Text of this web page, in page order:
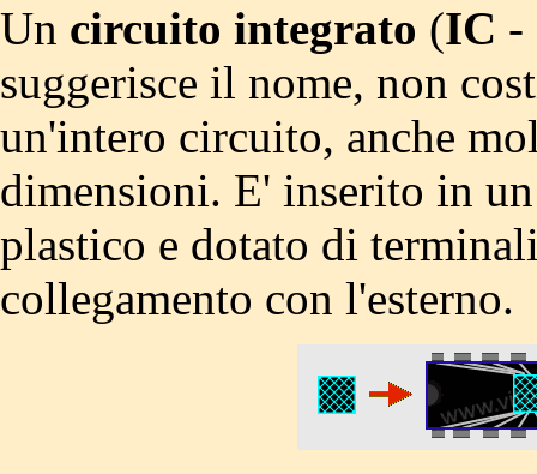
Un circuito integrato (IC -
suggerisce il nome, non
un'intero circuito, anche
dimensioni. E' inserito in
plastico e dotato di
collegamento con l'esterno.